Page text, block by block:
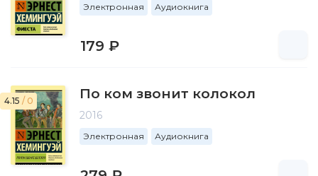
Электронная Аудиокнига
179 ₽
4.15 / 0 По ком звонит колокол
2016
Электронная Аудиокнига